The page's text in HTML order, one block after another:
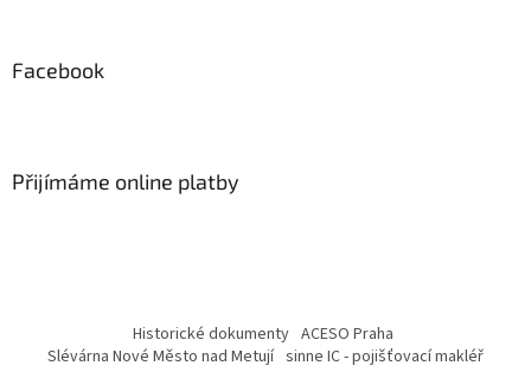
Facebook
Přijímáme online platby
Historické dokumenty ACESO Praha
Slévárna Nové Město nad Metují sinne IC - pojišťovací makléř